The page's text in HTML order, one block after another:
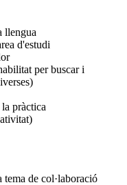
llengua
d'estudi
per buscar i
pràctica
tema de col·laboració